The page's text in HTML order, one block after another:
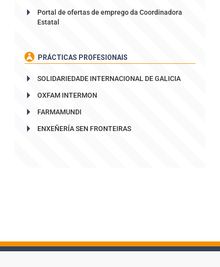
Portal de ofertas de emprego da Coordinadora
Estatal
PRÁCTICAS PROFESIONAIS
SOLIDARIEDADE INTERNACIONAL DE GALICIA
OXFAM INTERMON
FARMAMUNDI
ENXEÑERÍA SEN FRONTEIRAS